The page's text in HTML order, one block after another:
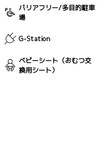
バリアフリー/多目的駐車
場
G-Station
ベビーシート（おむつ交
換用シート）